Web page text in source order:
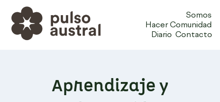
Somos
Hacer Comunidad
Diario Contacto
Aprendizaje y